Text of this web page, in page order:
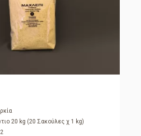
20 kg (20 Σακούλες χ 1 kg)